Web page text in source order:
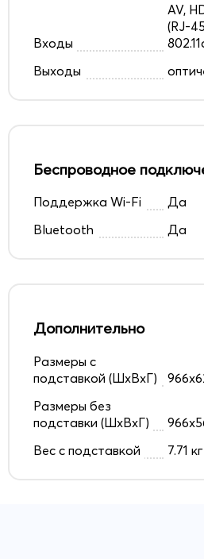
Входы
AV,
(RJ-
Выходы
Беспроводное
Поддержка Wi-Fi
Да
Bluetooth
Да
Дополнительно
Размеры с
подставкой (ШxВxГ)
Размеры без
подставки (ШxВxГ)
Вес с подставкой
7.71 кг